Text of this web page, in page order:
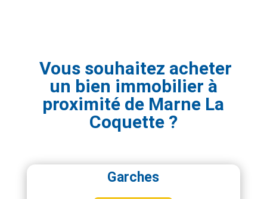
Vous souhaitez acheter
un bien immobilier à
proximité de Marne La
Coquette ?
Garches